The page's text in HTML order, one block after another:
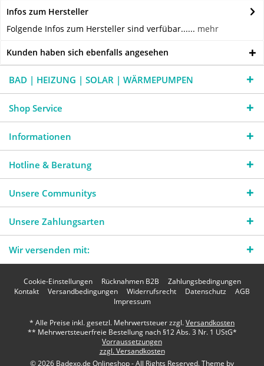
Infos zum Hersteller
Folgende Infos zum Hersteller sind verfübar...... mehr
Kunden haben sich ebenfalls angesehen
BAD | HEIZUNG | SOLAR | WÄRMEPUMPEN
Shop Service
Informationen
Hotline & Beratung
Unsere Communitys
Unsere Zahlungsarten
Wir versenden mit:
Cookie-Einstellungen Rücknahmen B2B
Zahlungsbedingungen
Kontakt
Versandbedingungen Widerrufsrecht Datenschutz
AGB
Impressum
* Alle Preise inkl. gesetzl. Mehrwertsteuer zzgl.Versandkosten
** Mehrwertsteuerfreie Bestellung nach §12 Abs. 3 Nr. 1 UStG*
Vorraussetzungen
zzgl. Versandkosten
© 2026 Badexo.de Onlineshop - All Rights Reserved. Theme by